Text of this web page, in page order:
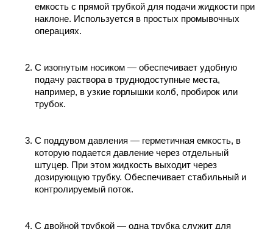
емкость с прямой трубкой для подачи жидкости при
наклоне. Используется в простых промывочных
операциях.
С изогнутым носиком — обеспечивает удобную
подачу раствора в труднодоступные места,
например, в узкие горлышки колб, пробирок или
трубок.
С поддувом давления — герметичная емкость, в
которую подается давление через отдельный
штуцер. При этом жидкость выходит через
дозирующую трубку. Обеспечивает стабильный и
контролируемый поток.
С двойной трубкой — одна трубка служит для